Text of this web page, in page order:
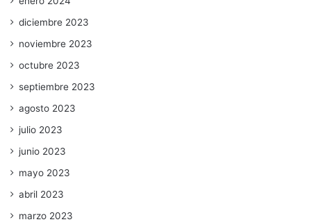
diciembre 2023
noviembre 2023
octubre 2023
septiembre 2023
agosto 2023
julio 2023
junio 2023
mayo 2023
abril 2023
marzo 2023